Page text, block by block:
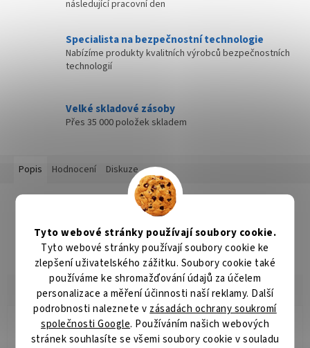
Tyto webové stránky používají soubory cookie.
Tyto webové stránky používají soubory cookie ke
zlepšení uživatelského zážitku. Soubory cookie také
používáme ke shromažďování údajů za účelem
personalizace a měření účinnosti naší reklamy. Další
podrobnosti naleznete v zásadách ochrany soukromí
společnosti Google. Používáním našich webových
stránek souhlasíte se všemi soubory cookie v souladu
následující pracovní den
Specialista na bezpečnostní technologie
Nabízíme produkty kvalitních výrobců bezpečnostních
technologií
Velké skladové zásoby
Přes 35 000 položek skladem
Popis Hodnocení Diskuze
Detailní popis produktu
Popis produktu není dostupný
RH Radomír Hurník